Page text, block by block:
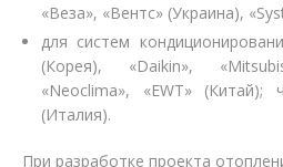
«Веза», «Вентс» (Украина),
для систем
(Корея), «Daikin»,
«Neoclima», «EWT» (Китай);
(Италия).
При разработке проекта